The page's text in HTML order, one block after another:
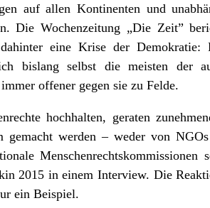
auf allen Kontinenten und
Die Wochenzeitung „Die Zeit”
eine Krise der
bislang selbst die meisten der
offener gegen sie zu Felde.
hochhalten, geraten
gemacht werden – weder von
Menschenrechtskommissionen
2015 in einem Interview. Die
ein Beispiel.